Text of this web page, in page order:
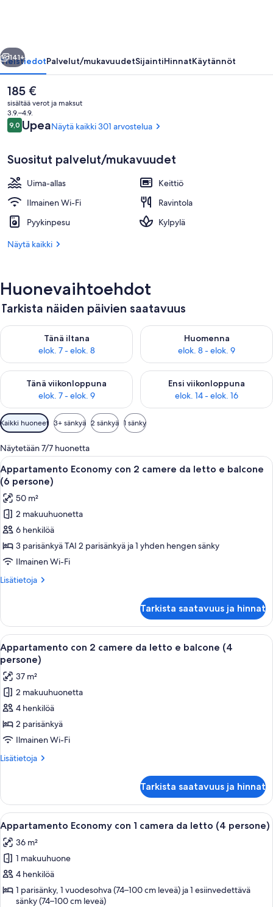
Sisäuima-allas
Seuraava
141+
YleistiedotPalvelut/mukavuudetSijaintiHinnatKäytännöt
Nykyinen
hinta
on
185 €
185 €
sisältää verot ja maksut
3.9.–4.9.
Arvostelut
9,09,0 kautta 10.
UpeaNäytä kaikki 301 arvostelua
Suositut palvelut/mukavuudet
Uima-allas
Keittiö
Ilmainen Wi-Fi
Ravintola
Pyykinpesu
Kylpylä
Näytä kaikki
Huonevaihtoehdot
Tarkista näiden päivien saatavuus
Tänä iltana
elok. 7 - elok. 8
Tarkista tämän illan saatavuus elok. 7 - elok. 8
Huomenna
elok. 8 - elok. 9
Tarkista huomisen saatavuus
Tänä viikonloppuna
elok. 7 - elok. 9
Tarkista tämän viikonlopun saatavuus elok. 7 - elok. 9
Ensi viikonloppuna
elok. 14 - elok. 16
Tarkista ensi viikonlopun
Huoneille
saatavilla
olevia
suodattimia
Kaikki huoneet 3+ sänkyä 2 sänkyä 1 sänky
Näytetään 7/7 huonetta
Avaa
kaikki
huonetyypin
Appartamento
Economy
con
2
camere
da
balcone
(6
persone)
kuvat
Makuuhuoneessa on puinen sänky,
16
Appartamento Economy con 2 camere da letto e balcone
(6 persone)
50 m²
2 makuuhuonetta
6 henkilöä
3 parisänkyä TAI 2 parisänkyä ja 1 yhden hengen sänky
Ilmainen Wi-Fi
Lisätietoja
Lisätietoja
con
camere
da
letto
e
balcone
(6
persone)
Tarkista saatavuus ja hinnat
Avaa
kaikki
huonetyypin
Appartamento
con
2
camere
da
letto
(4
persone)
kuvat
Hotellihuone, jossa on puinen seinä,
5
Appartamento con 2 camere da letto e balcone (4
persone)
37 m²
2 makuuhuonetta
4 henkilöä
2 parisänkyä
Ilmainen Wi-Fi
Lisätietoja
Lisätietoja
2
camere
da
letto
e
balcone
(4
persone)
Tarkista saatavuus ja hinnat
Avaa
kaikki
huonetyypin
Appartamento
Economy
con
Tallelokero huoneessa, ilmainen Wi-
17
Appartamento Economy con 1 camera da letto (4 persone)
36 m²
1 makuuhuone
4 henkilöä
1 parisänky, 1 vuodesohva (74–100 cm leveä) ja 1 esiinvedettävä
sänky (74–100 cm leveä)